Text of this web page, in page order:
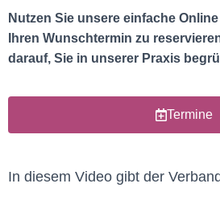
Nutzen Sie unsere einfache
Ihren Wunschtermin zu
darauf, Sie in unserer Praxis
Termine
In diesem Video gibt der